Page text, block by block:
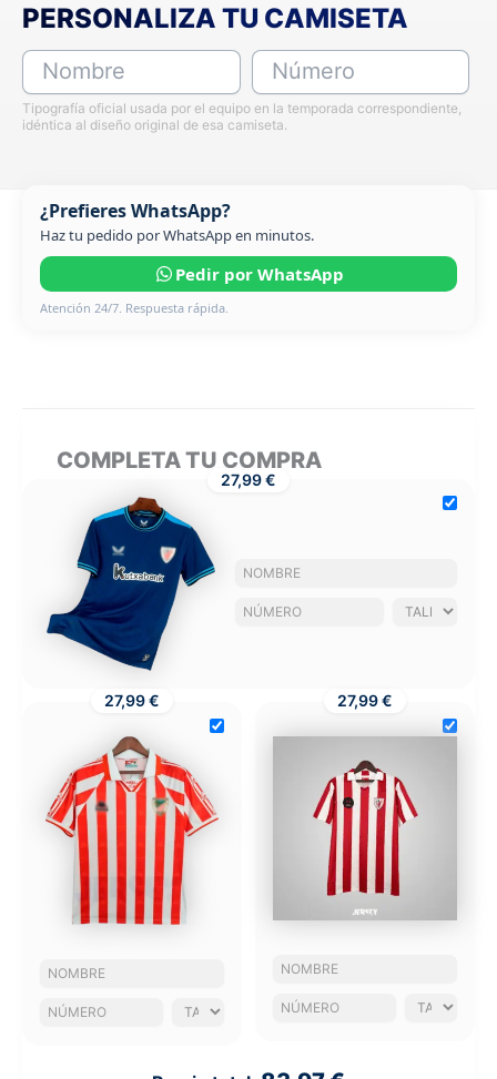
PERSONALIZA TU CAMISETA
Nombre Número
Tipografía oficial usada por el equipo en la temporada correspondiente,
idéntica al diseño original de esa camiseta.
¿Prefieres WhatsApp?
Haz tu pedido por WhatsApp en minutos.
Pedir por WhatsApp
Atención 24/7. Respuesta rápida.
COMPLETA TU COMPRA
27,99 €
27,99 € 27,99 €